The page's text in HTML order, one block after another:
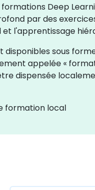
formations Deep
par des
l'apprentissage
sous
appelée «
dispensée
formation local